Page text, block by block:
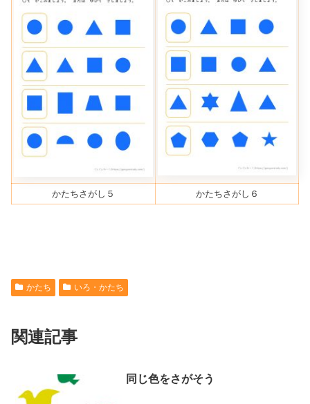
かたちさがし５ かたちさがし６
かたち いろ・かたち
関連記事
同じ色をさがそう